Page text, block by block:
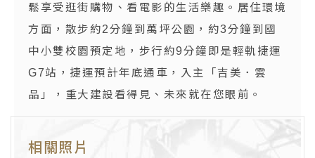
鬆享受逛街購物、看電影的生活樂趣。居住環境
方面，散步約2分鐘到萬坪公園，約3分鐘到國
中小雙校園預定地，步行約9分鐘即是輕軌捷運
G7站，捷運預計年底通車，入主「吉美．雲
品」，重大建設看得見、未來就在您眼前。
相關照片